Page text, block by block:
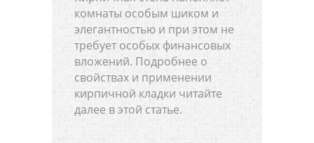
комнаты особым шиком и
элегантностью и при этом не
требует особых финансовых
вложений. Подробнее о
свойствах и применении
кирпичной кладки читайте
далее в этой статье.